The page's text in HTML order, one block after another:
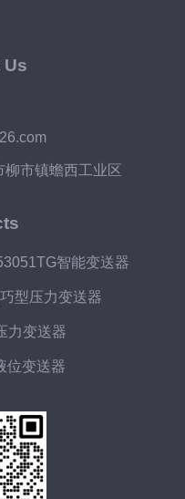
Us
市镇蟾西工业区
智能变送器
型压力变送器
力变送器
位变送器